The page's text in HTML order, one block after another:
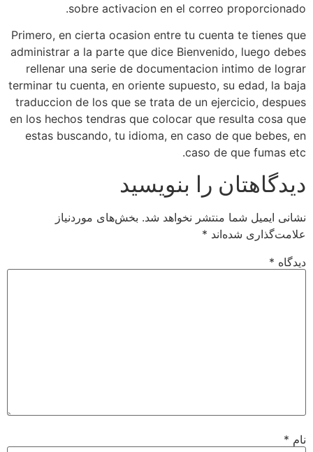
sobre activacion en el correo proporcionado.
Primero, en cierta ocasion entre tu cuenta te tienes que
administrar a la parte que dice Bienvenido, luego debes
rellenar una serie de documentacion intimo de lograr
terminar tu cuenta, en oriente supuesto, su edad, la baja
traduccion de los que se trata de un ejercicio, despues
en los hechos tendras que colocar que resulta cosa que
estas buscando, tu idioma, en caso de que bebes, en
caso de que fumas etc.
دیدگاهتان را بنویسید
نشانی ایمیل شما منتشر نخواهد شد. بخش‌های موردنیاز
علامت‌گذاری شده‌اند *
دیدگاه *
نام *